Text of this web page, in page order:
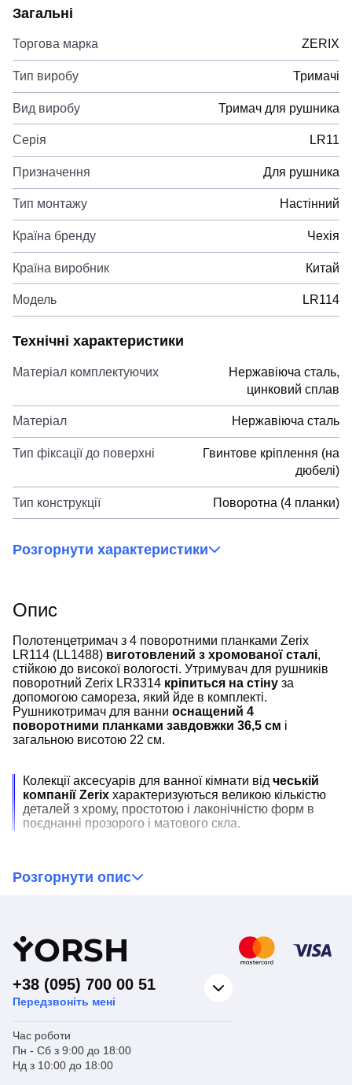
Загальні
Торгова марка ZERIX
Тип виробу Тримачі
Вид виробу Тримач для рушника
Серія LR11
Призначення Для рушника
Тип монтажу Настінний
Країна бренду Чехія
Країна виробник Китай
Модель LR114
Технічні характеристики
Матеріал комплектуючих
Нержавіюча сталь,
цинковий сплав
Матеріал Нержавіюча сталь
Тип фіксації до поверхні
Гвинтове кріплення (на
дюбелі)
Тип конструкції Поворотна (4 планки)
Розгорнути характеристики
Опис
Полотенцетримач з 4 поворотними планками Zerix
LR114 (LL1488) виготовлений з хромованої сталі,
стійкою до високої вологості. Утримувач для рушників
поворотний Zerix LR3314 кріпиться на стіну за
допомогою самореза, який йде в комплекті.
Рушникотримач для ванни оснащений 4
поворотними планками завдовжки 36,5 см і
загальною висотою 22 см.
Колекції аксесуарів для ванної кімнати від чеській
компанії Zerix характеризуються великою кількістю
деталей з хрому, простотою і лаконічністю форм в
поєднанні прозорого і матового скла.
ZerixLR114 за доступною ціною з гарантією
Розгорнути опис
YORSH
+38 (095) 700 00 51
Передзвоніть мені
Час роботи
Пн - Сб з 9:00 до 18:00
Нд з 10:00 до 18:00